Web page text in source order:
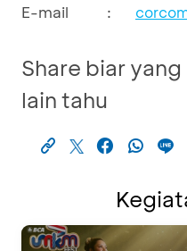
E-mail
:
Share biar yang
lain tahu